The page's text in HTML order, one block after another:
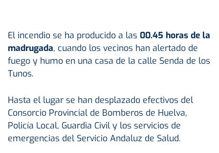
El incendio se ha producido a las 00.45 horas de la
madrugada, cuando los vecinos han alertado de
fuego y humo en una casa de la calle Senda de los
Tunos.
Hasta el lugar se han desplazado efectivos del
Consorcio Provincial de Bomberos de Huelva,
Policía Local, Guardia Civil y los servicios de
emergencias del Servicio Andaluz de Salud.